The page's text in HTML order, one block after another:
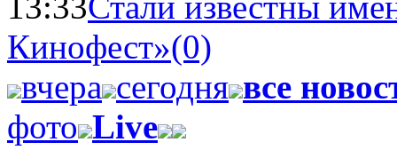
Кинофест»(0)
вчера сегодня все
фото Live